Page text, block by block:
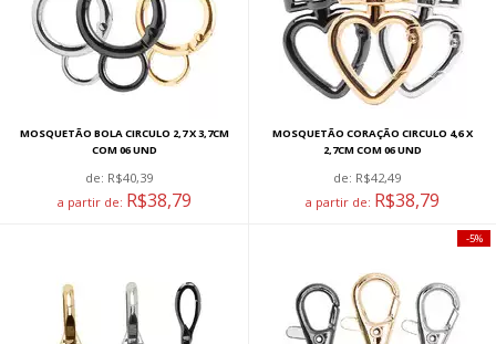
MOSQUETÃO BOLA CIRCULO 2,7 X 3,7CM
COM 06 UND
de: R$40,39
a partir de: R$38,79
MOSQUETÃO CORAÇÃO CIRCULO 4,6 X
2,7CM COM 06 UND
de: R$42,49
a partir de: R$38,79
5%